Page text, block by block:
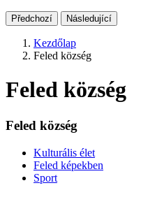
Předchozí Následující
Kezdőlap
Feled község
Feled község
Feled község
Kulturális élet
Feled képekben
Sport